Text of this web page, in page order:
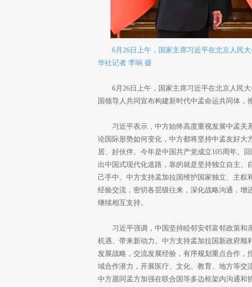
6月26日上午，国家主席习近平在北京人民
华社记者 李响 摄
6月26日上午，国家主席习近平在北京人民
国领导人共同宣布构建新时代中孟命运共同体，
习近平表示，中方始终高度重视发展中孟
论国际形势如何变化，中方都将坚持中孟友好大
居、好伙伴。今年是中国共产党成立105周年。
出中国式现代化道路，靠的就是坚持独立自主、
己手中。中方支持孟加拉国维护国家独立、主
经验交流，密切各层级往来，深化战略沟通，增
继续相互支持。
习近平强调，中国坚持睦邻安邻富邻政策
机遇、带来新动力。中方支持孟加拉国新政府顺
发展战略，交流发展经验，有序规划重点合作
域合作潜力，开展医疗、文化、教育、地方等交
中方愿同孟方加强在联合国等多边框架内沟通和